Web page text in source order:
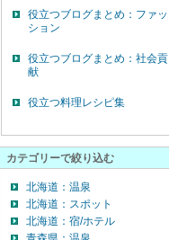
役立つブログまとめ：ファッ
ション
役立つブログまとめ：社会貢
献
役立つ料理レシピ集
カテゴリーで絞り込む
北海道：温泉
北海道：スポット
北海道：宿/ホテル